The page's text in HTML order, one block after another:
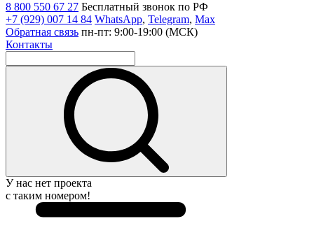
8 800 550 67 27 Бесплатный звонок по РФ
+7 (929) 007 14 84 WhatsApp, Telegram, Max
Обратная связь пн-пт: 9:00-19:00 (МСК)
Контакты
У нас нет проекта
с таким номером!